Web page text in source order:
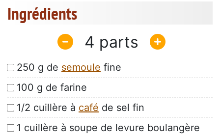
Ingrédients
4
250 g de semoule fine
100 g de farine
1/2 cuillère à café de sel fin
1 cuillère à soupe de levure boulangère